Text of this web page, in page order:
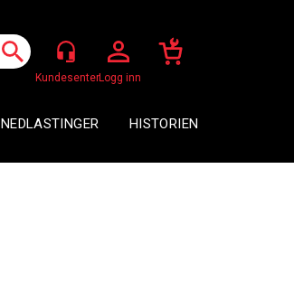
Logg inn
NEDLASTINGER HISTORIEN